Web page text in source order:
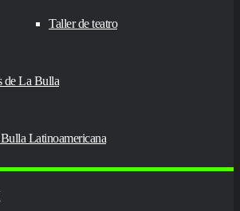
Taller de teatro
de La Bulla
Latinoamericana